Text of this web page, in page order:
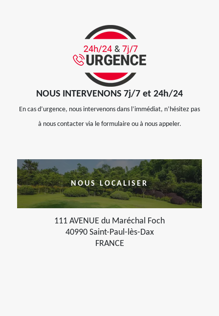
NOUS INTERVENONS 7j/7 et 24h/24
En cas d’urgence, nous intervenons dans l’immédiat, n’hésitez pas
à nous contacter via le formulaire ou à nous appeler.
NOUS LOCALISER
111 AVENUE du Maréchal Foch
40990 Saint-Paul-lès-Dax
FRANCE